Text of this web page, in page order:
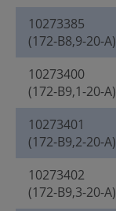
10273385
(172-B8,9-20-A)
10273400
(172-B9,1-20-A)
10273401
(172-B9,2-20-A)
10273402
(172-B9,3-20-A)